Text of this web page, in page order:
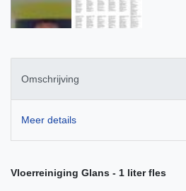
Omschrijving
Meer details
Vloerreiniging Glans - 1 liter fles